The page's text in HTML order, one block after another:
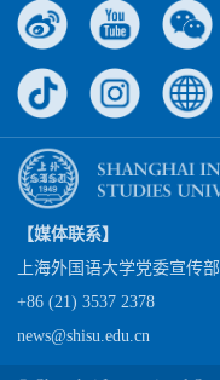
【媒体联系】
上海外国语大学党委宣传部
+86 (21) 3537 2378
news@shisu.edu.cn